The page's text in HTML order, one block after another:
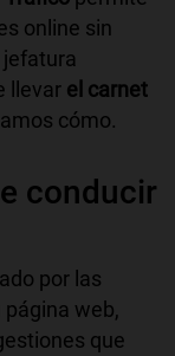
online sin
llevar el carnet
cómo.
conducir
por las
web,
que